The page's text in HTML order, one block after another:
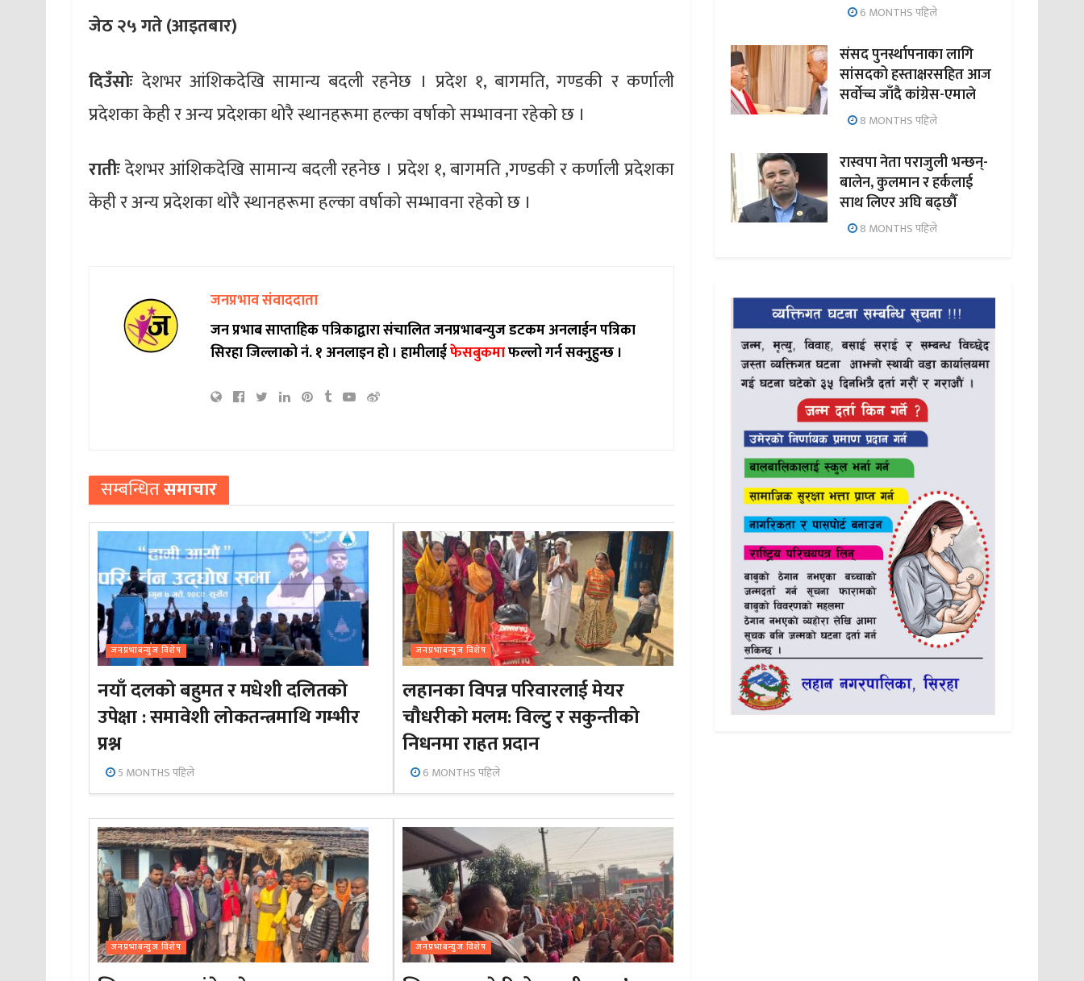
जेठ २५ गते (आइतबार)
दिउँसोः देशभर आंशिकदेखि सामान्य बदली रहनेछ । प्रदेश १, बागमति, गण्डकी र कर्णाली
प्रदेशका केही र अन्य प्रदेशका थोरै स्थानहरूमा हल्का वर्षाको सम्भावना रहेको छ ।
रातीःदेशभर आंशिकदेखि सामान्य बदली रहनेछ । प्रदेश १, बागमति ,गण्डकी र कर्णाली प्रदेशका
केही र अन्य प्रदेशका थोरै स्थानहरूमा हल्का वर्षाको सम्भावना रहेको छ ।
जनप्रभाव संवाददाता
जन प्रभाब साप्ताहिक पत्रिकाद्वारा संचालित जनप्रभाबन्युज डटकम अनलाईन पत्रिका
सिरहा जिल्लाको नं. १ अनलाइन हो ।हामीलाईफेसबुकमाफल्लो गर्न सक्नुहुन्छ ।
सम्बन्धितसमाचार
जनप्रभाबन्युज विशेष
नयाँ दलको बहुमत र मधेशी दलितको
उपेक्षा : समावेशी लोकतन्त्रमाथि गम्भीर
प्रश्न
5 MONTHS पहिले
जनप्रभाबन्युज विशेष
लहानका विपन्न परिवारलाई मेयर
चौधरीको मलम: विल्टु र सकुन्तीको
निधनमा राहत प्रदान
6 MONTHS पहिले
जनप्रभाबन्युज विशेष जनप्रभाबन्युज विशेष
6 MONTHS पहिले
संसद पुनर्स्थापनाका लागि
सांसदको हस्ताक्षरसहित आज
सर्वोच्च जाँदै कांग्रेस-एमाले
8 MONTHS पहिले
रास्वपा नेता पराजुली भन्छन्-
बालेन, कुलमान र हर्कलाई
साथ लिएर अघि बढ्छौँ
8 MONTHS पहिले